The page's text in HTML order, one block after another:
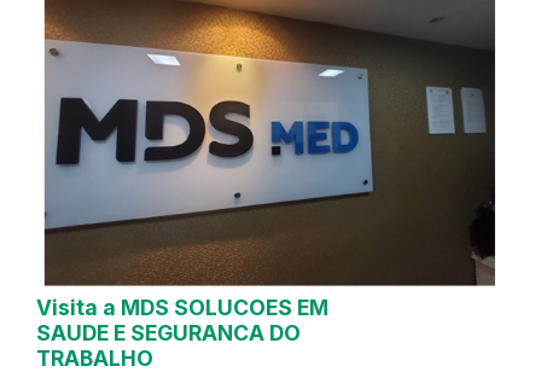
Visita a MDS SOLUCOES EM
SAUDE E SEGURANCA DO
TRABALHO